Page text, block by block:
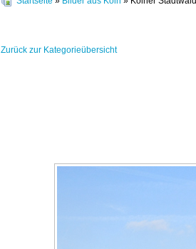
Zurück zur Kategorieübersicht